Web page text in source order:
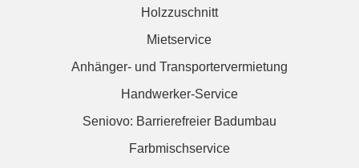
Holzzuschnitt
Mietservice
Anhänger- und Transportervermietung
Handwerker-Service
Seniovo: Barrierefreier Badumbau
Farbmischservice